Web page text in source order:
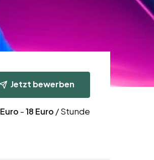
Jetzt bewerben
Euro -18 Euro / Stunde